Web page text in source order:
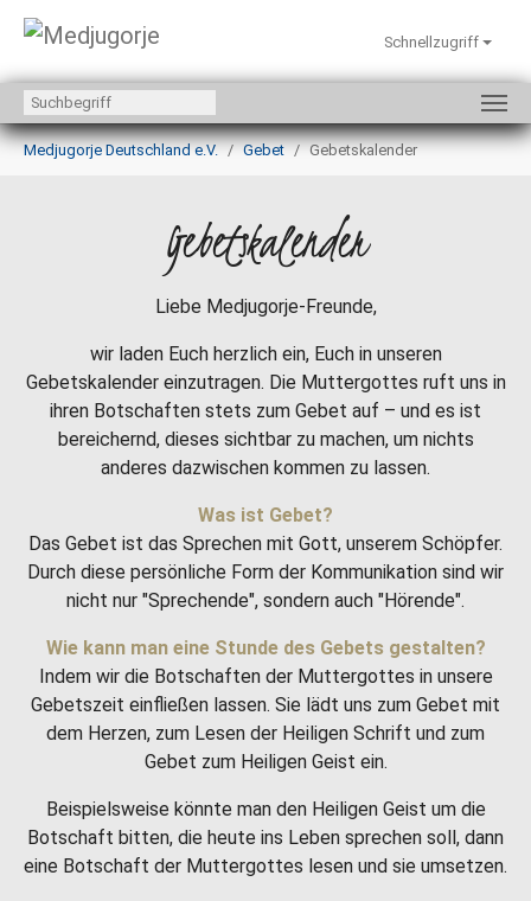
Zum Hauptinhalt springen
Schnellzugriff
Sie sind hier:
Medjugorje Deutschland e.V.
Gebet Gebetskalender
Gebetskalender
Liebe Medjugorje-Freunde,
wir laden Euch herzlich ein, Euch in unseren
Gebetskalender einzutragen. Die Muttergottes ruft uns in
ihren Botschaften stets zum Gebet auf – und es ist
bereichernd, dieses sichtbar zu machen, um nichts
anderes dazwischen kommen zu lassen.
Was ist Gebet?
Das Gebet ist das Sprechen mit Gott, unserem Schöpfer.
Durch diese persönliche Form der Kommunikation sind wir
nicht nur "Sprechende", sondern auch "Hörende".
Wie kann man eine Stunde des Gebets gestalten?
Indem wir die Botschaften der Muttergottes in unsere
Gebetszeit einfließen lassen. Sie lädt uns zum Gebet mit
dem Herzen, zum Lesen der Heiligen Schrift und zum
Gebet zum Heiligen Geist ein.
Beispielsweise könnte man den Heiligen Geist um die
Botschaft bitten, die heute ins Leben sprechen soll, dann
eine Botschaft der Muttergottes lesen und sie umsetzen.